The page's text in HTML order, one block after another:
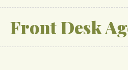
Front Desk